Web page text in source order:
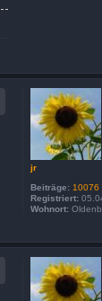
jr
Beiträge: 10076
Registriert:
Wohnort: